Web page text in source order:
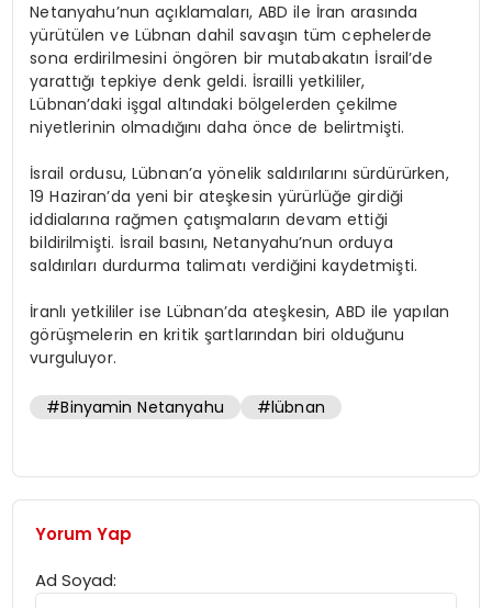
Netanyahu’nun açıklamaları, ABD ile İran arasında
yürütülen ve Lübnan dahil savaşın tüm cephelerde
sona erdirilmesini öngören bir mutabakatın İsrail’de
yarattığı tepkiye denk geldi. İsrailli yetkililer,
Lübnan’daki işgal altındaki bölgelerden çekilme
niyetlerinin olmadığını daha önce de belirtmişti.
İsrail ordusu, Lübnan’a yönelik saldırılarını sürdürürken,
19 Haziran’da yeni bir ateşkesin yürürlüğe girdiği
iddialarına rağmen çatışmaların devam ettiği
bildirilmişti. İsrail basını, Netanyahu’nun orduya
saldırıları durdurma talimatı verdiğini kaydetmişti.
İranlı yetkililer ise Lübnan’da ateşkesin, ABD ile yapılan
görüşmelerin en kritik şartlarından biri olduğunu
vurguluyor.
#Binyamin Netanyahu #lübnan
Yorum Yap
Ad Soyad: